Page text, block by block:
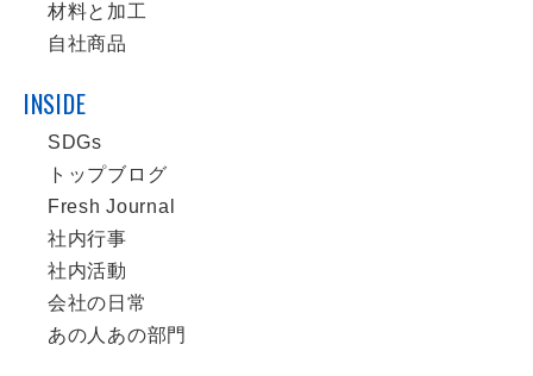
材料と加工
自社商品
INSIDE
SDGs
トップブログ
Fresh Journal
社内行事
社内活動
会社の日常
あの人あの部門